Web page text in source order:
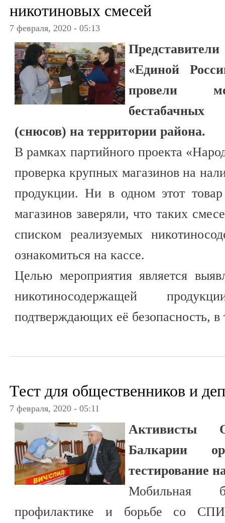
никотиновых смесей
7 февраля, 2020 - 05:13
«Единой
провели
(снюсов) на территории района.
В рамках партийного проекта
проверка крупных магазинов на
продукции. Ни в одном этот
магазинов заверяли, что таких
списком реализуемых
ознакомиться на кассе.
Целью мероприятия является
никотиносодержащей
подтверждающих её безопасность, в
Тест для общественников и
7 февраля, 2020 - 05:11
Активисты
Балкарии
тестирование
Мобильная
профилактике и борьбе со